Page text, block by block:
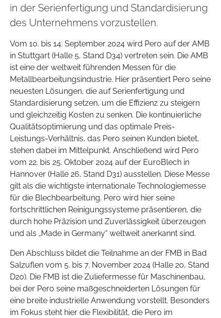
in der Serienfertigung und Standardisierung
des Unternehmens vorzustellen.
Vom 10. bis 14. September 2024 wird Pero auf der AMB
in Stuttgart (Halle 5, Stand D34) vertreten sein. Die AMB
ist eine der weltweit führenden Messen für die
Metallbearbeitungsindustrie. Hier präsentiert Pero seine
neuesten Lösungen, die auf Serienfertigung und
Standardisierung setzen, um die Effizienz zu steigern
und gleichzeitig Kosten zu senken. Die kontinuierliche
Qualitätsoptimierung und das optimale Preis-
Leistungs-Verhältnis, das Pero seinen Kunden bietet,
stehen dabei im Mittelpunkt. Anschließend wird Pero
vom 22. bis 25. Oktober 2024 auf der EuroBlech in
Hannover (Halle 26, Stand D31) ausstellen. Diese Messe
gilt als die wichtigste internationale Technologiemesse
für die Blechbearbeitung. Pero wird hier seine
fortschrittlichen Reinigungssysteme präsentieren, die
durch hohe Präzision und Zuverlässigkeit überzeugen
und als „Made in Germany“ weltweit anerkannt sind.
Den Abschluss bildet die Teilnahme an der FMB in Bad
Salzuflen vom 5. bis 7. November 2024 (Halle 20, Stand
D20). Die FMB ist die Zuliefermesse für Maschinenbau,
bei der Pero seine maßgeschneiderten Lösungen für
eine breite industrielle Anwendung vorstellt. Besonders
im Fokus steht hier die Flexibilität, die Pero im